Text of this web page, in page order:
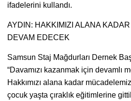
ifadelerini kullandı.
AYDIN: HAKKIMIZI ALANA
DEVAM EDECEK
Samsun Staj Mağdurları Dernek
“Davamızı kazanmak için devamlı
Hakkımızı alana kadar
çocuk yaşta çıraklık eğitimlerine